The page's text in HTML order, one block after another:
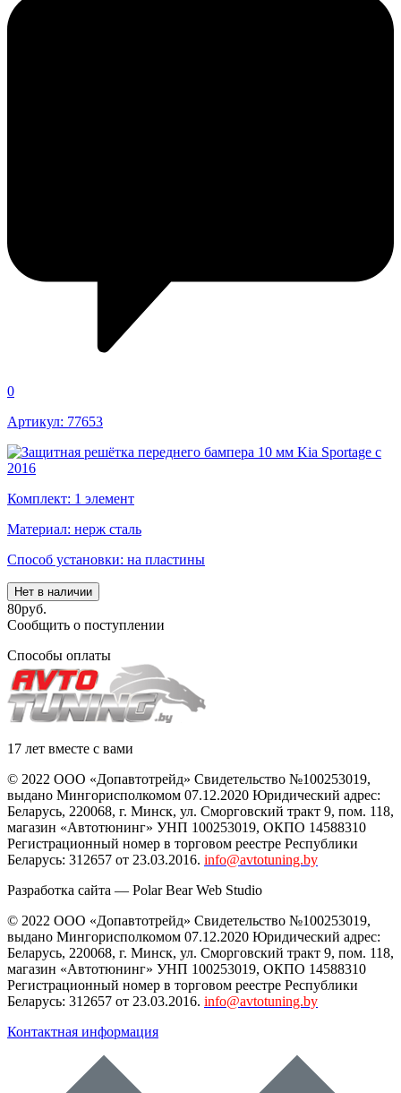
0
Артикул: 77653
Комплект: 1 элемент
Материал: нерж сталь
Способ установки: на пластины
Нет в наличии
80руб.
Сообщить о поступлении
Способы оплаты
17 лет вместе с вами
© 2022 ООО «Допавтотрейд» Свидетельство №100253019,
выдано Мингорисполкомом 07.12.2020 Юридический адрес:
Беларусь, 220068, г. Минск, ул. Сморговский тракт 9, пом. 118,
магазин «Автотюнинг» УНП 100253019, ОКПО 14588310
Регистрационный номер в торговом реестре Республики
Беларусь: 312657 от 23.03.2016. info@avtotuning.by
Разработка сайта — Polar Bear Web Studio
© 2022 ООО «Допавтотрейд» Свидетельство №100253019,
выдано Мингорисполкомом 07.12.2020 Юридический адрес:
Беларусь, 220068, г. Минск, ул. Сморговский тракт 9, пом. 118,
магазин «Автотюнинг» УНП 100253019, ОКПО 14588310
Регистрационный номер в торговом реестре Республики
Беларусь: 312657 от 23.03.2016. info@avtotuning.by
Контактная информация